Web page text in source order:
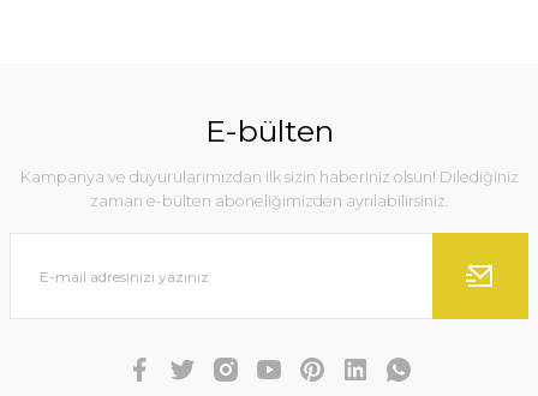
E-bülten
Kampanya ve duyurularımızdan ilk sizin haberiniz olsun! Dilediğiniz
zaman e-bülten aboneliğimizden ayrılabilirsiniz.